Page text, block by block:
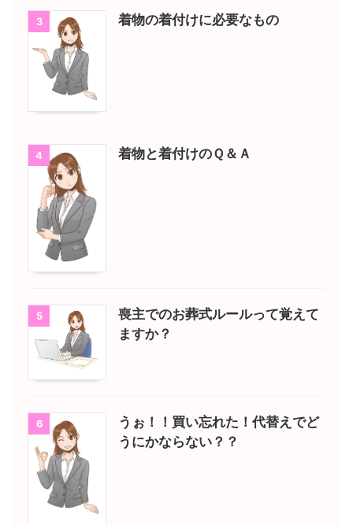
3 着物の着付けに必要なもの
4 着物と着付けのＱ＆Ａ
5
喪主でのお葬式ルールって覚えて
ますか？
6
うぉ！！買い忘れた！代替えでど
うにかならない？？